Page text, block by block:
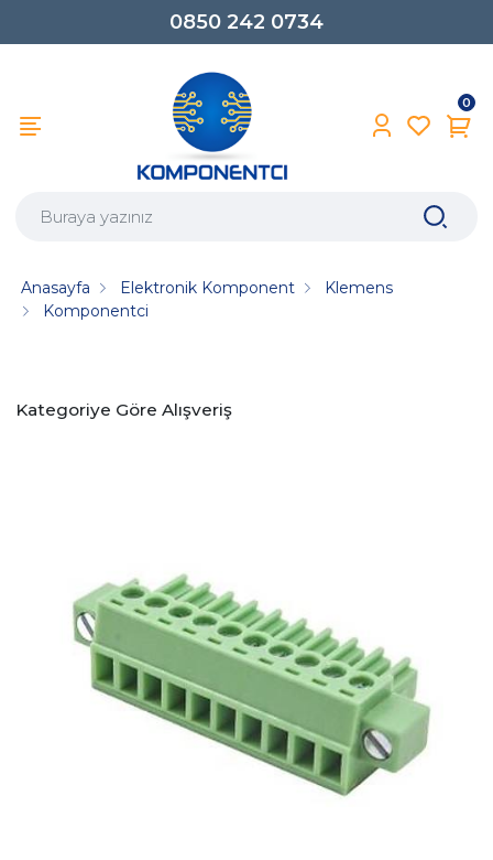
0850 242 0734
0
Anasayfa Elektronik Komponent
Klemens
Komponentci
Kategoriye Göre Alışveriş